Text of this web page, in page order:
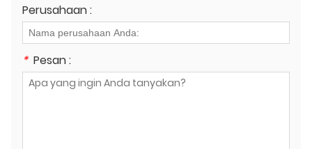
Perusahaan :
* Pesan :